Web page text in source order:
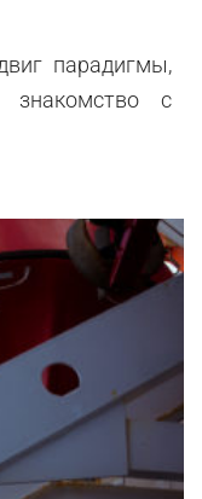
парадигмы,
знакомство с